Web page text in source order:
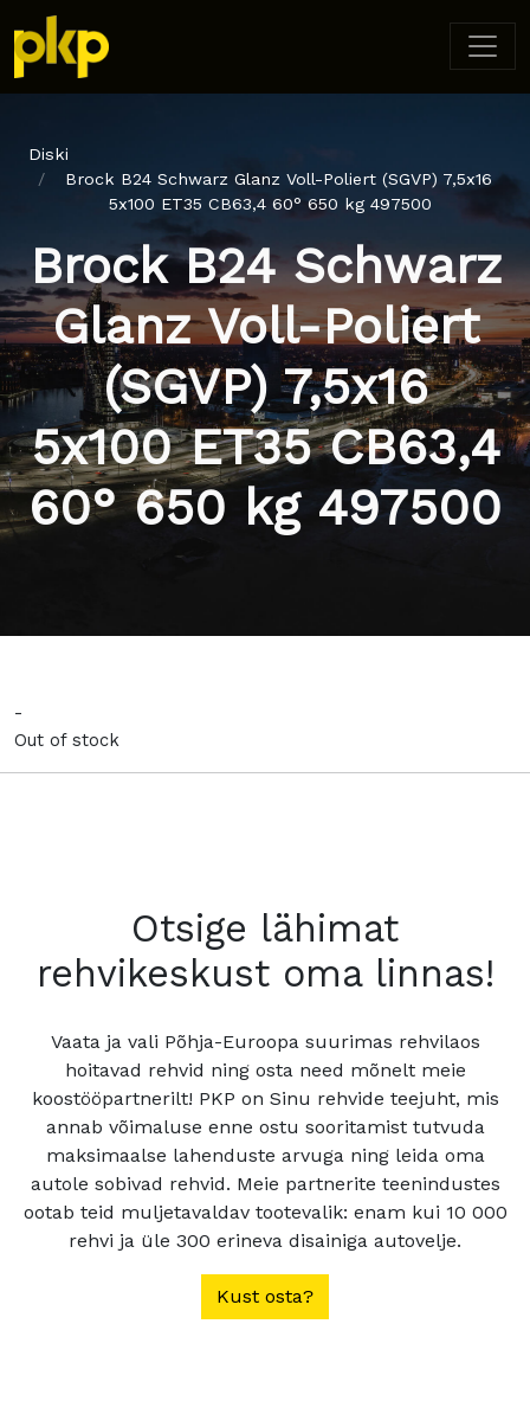
Diski
Brock B24 Schwarz Glanz Voll-Poliert (SGVP) 7,5x16
5x100 ET35 CB63,4 60° 650 kg 497500
Brock B24 Schwarz
Glanz Voll-Poliert
(SGVP) 7,5x16
5x100 ET35 CB63,4
60° 650 kg 497500
-
Out of stock
Otsige lähimat
rehvikeskust oma linnas!
Vaata ja vali Põhja-Euroopa suurimas rehvilaos
hoitavad rehvid ning osta need mõnelt meie
koostööpartnerilt! PKP on Sinu rehvide teejuht, mis
annab võimaluse enne ostu sooritamist tutvuda
maksimaalse lahenduste arvuga ning leida oma
autole sobivad rehvid. Meie partnerite teenindustes
ootab teid muljetavaldav tootevalik: enam kui 10 000
rehvi ja üle 300 erineva disainiga autovelje.
Kust osta?